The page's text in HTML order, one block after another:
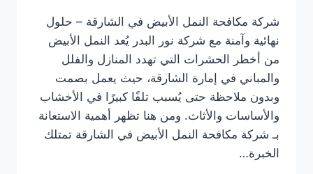
شركة مكافحة النمل الأبيض في الشارقة – حلول
نهائية وآمنة مع شركة نور البدر يُعد النمل الأبيض
من أخطر الحشرات التي تهدد المنازل والفلل
والمباني في إمارة الشارقة، حيث يعمل بصمت
وبدون ملاحظة حتى يُسبب تلفًا كبيرًا في الأخشاب
والأساسات والأثاث. ومن هنا تظهر أهمية الاستعانة
بـ شركة مكافحة النمل الأبيض في الشارقة تمتلك
الخبرة…